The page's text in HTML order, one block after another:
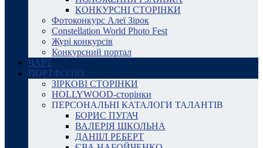
КОНКУРСНІ СТОРІНКИ
Фотоконкурс Алеї Зірок
Constellation World Photo Fest
Журі конкурсів
Конкурсний портал
ЧАРТ
ПОРТФОЛІО
ЗІРКОВІ СТОРІНКИ
HOLLYWOOD-сторінки
ПЕРСОНАЛЬНІ КАТАЛОГИ ТАЛАНТІВ
БОРИС ПУГАЧ
ВАЛЕРІЯ ШКОЛЬНА
ДАНІІЛ РЕБЕРТ